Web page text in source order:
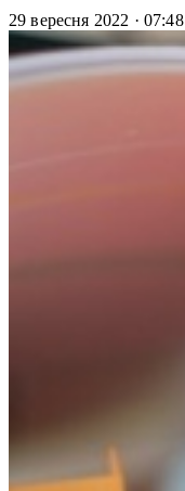
29 вересня 2022 · 07:48